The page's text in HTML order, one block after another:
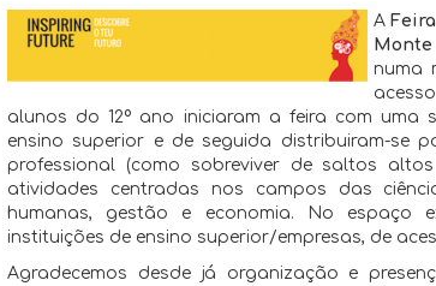
A
numa
alunos do 12º ano iniciaram a feira com
ensino superior e de seguida distribuiram-se
professional (como sobreviver de saltos
atividades centradas nos campos das
humanas, gestão e economia. No espaço
instituições de ensino superior/empresas, de
Agradecemos desde já organização e